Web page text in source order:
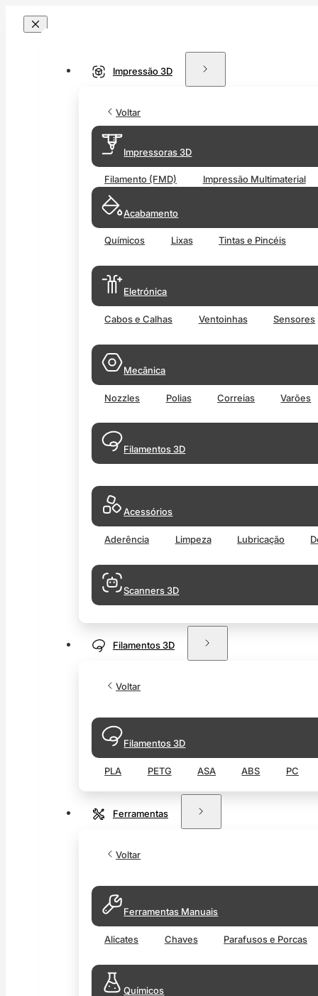
Impressão 3D
Voltar
Impressoras 3D
Filamento (FMD) Impressão Multimaterial
Acabamento
Químicos Lixas Tintas e Pincéis
Eletrónica
Cabos e Calhas Ventoinhas Sensores
Mecânica
Nozzles Polias Correias Varões
Filamentos 3D
Acessórios
Aderência Limpeza Lubricação
Scanners 3D
Filamentos 3D
Voltar
Filamentos 3D
PLA PETG ASA ABS PC
Ferramentas
Voltar
Ferramentas Manuais
Alicates Chaves Parafusos e Porcas
Químicos